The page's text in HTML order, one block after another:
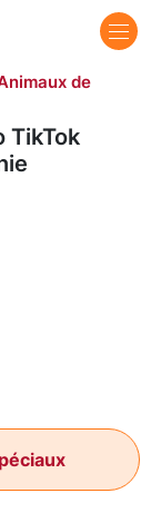
de
TikTok